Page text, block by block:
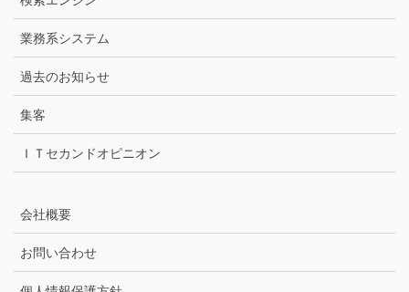
業務系システム
過去のお知らせ
集客
ＩＴセカンドオピニオン
会社概要
お問い合わせ